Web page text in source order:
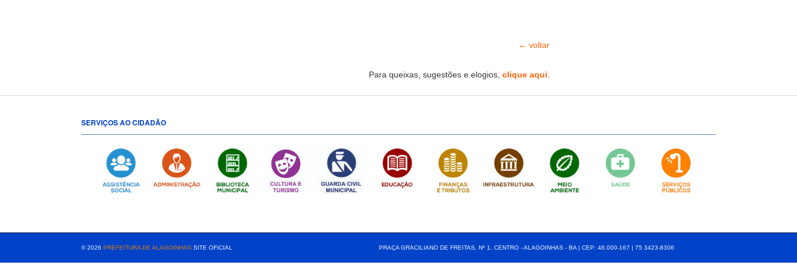
← voltar
Para queixas, sugestões e elogios, clique aqui
SERVIÇOS AO CIDADÃO
© 2026 PREFEITURA DE ALAGOINHAS SITE OFICIAL PRAÇA GRACILIANO DE FREITAS, Nº 1, CENTRO - ALAGOINHAS - BA | CEP: 48.000-167 | 75 3423-8306⠀⠀⠀⠀⠀⠀⠀⠀⠀⠀